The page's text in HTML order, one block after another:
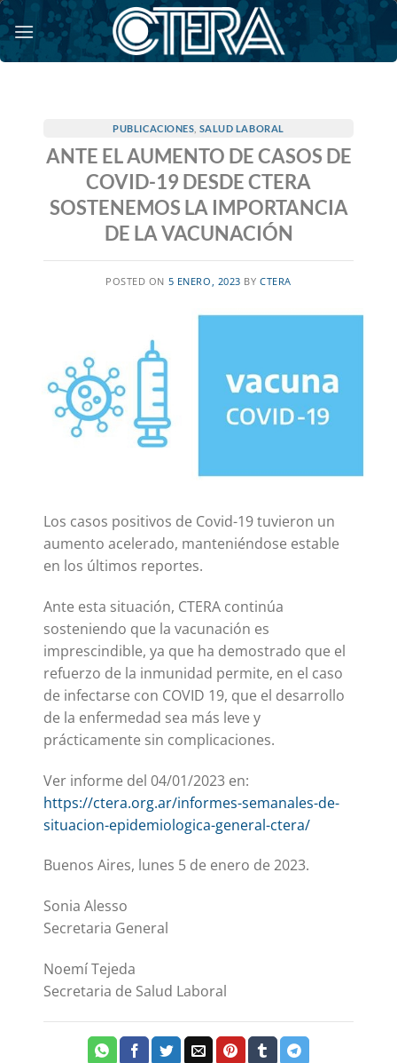
Saltar
al
contenido
PUBLICACIONES SALUD LABORAL
ANTE EL AUMENTO DE CASOS DE
COVID-19 DESDE CTERA
SOSTENEMOS LA IMPORTANCIA
DE LA VACUNACIÓN
POSTED ON 5 ENERO, 2023 BYCTERA
Los casos positivos de Covid-19 tuvieron un
aumento acelerado, manteniéndose estable
en los últimos reportes.
Ante esta situación, CTERA continúa
sosteniendo que la vacunación es
imprescindible, ya que ha demostrado que el
refuerzo de la inmunidad permite, en el caso
de infectarse con COVID 19, que el desarrollo
de la enfermedad sea más leve y
prácticamente sin complicaciones.
Ver informe del 04/01/2023 en:
https://ctera.org.ar/informes-semanales-de-
situacion-epidemiologica-general-ctera/
Buenos Aires, lunes 5 de enero de 2023.
Sonia Alesso
Secretaria General
Noemí Tejeda
Secretaria de Salud Laboral